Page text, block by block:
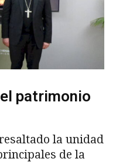
patrimonio
la unidad
de la